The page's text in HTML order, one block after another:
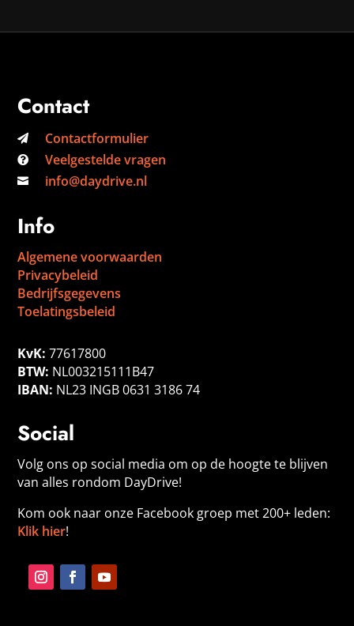
Contact
 Contactformulier
 Veelgestelde vragen
 info@daydrive.nl
Info
Algemene voorwaarden
Privacybeleid
Bedrijfsgegevens
Toelatingsbeleid
KvK: 77617800
BTW: NL003215111B47
IBAN: NL23 INGB 0631 3186 74
Social
Volg ons op social media om op de hoogte te blijven
van alles rondom DayDrive!
Kom ook naar onze Facebook groep met 200+ leden:
Klik hier!